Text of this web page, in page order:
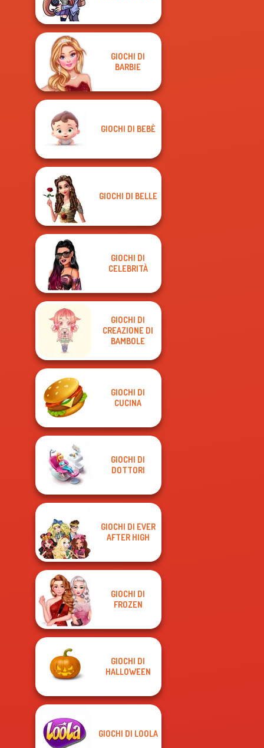
GIOCHI DI
BARBIE
GIOCHI DI BEBÈ
GIOCHI DI BELLE
GIOCHI DI
CELEBRITÀ
GIOCHI DI
CREAZIONE DI
BAMBOLE
GIOCHI DI
CUCINA
GIOCHI DI
DOTTORI
GIOCHI DI EVER
AFTER HIGH
GIOCHI DI
FROZEN
GIOCHI DI
HALLOWEEN
GIOCHI DI LOOLA